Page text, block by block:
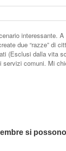
interessante. A
due “razze” di
(Esclusi dalla vita
servizi comuni. Mi
si